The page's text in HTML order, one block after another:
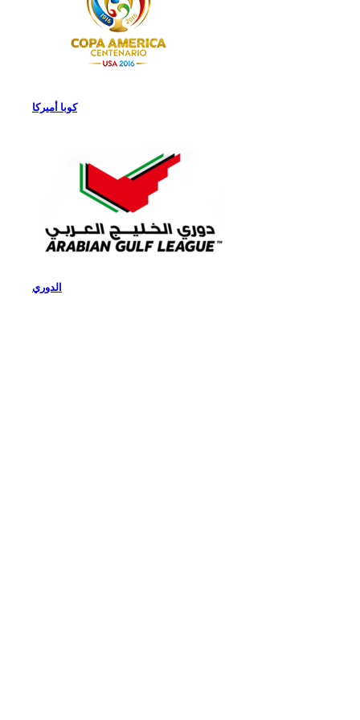
كوبا أميركا
الدوري